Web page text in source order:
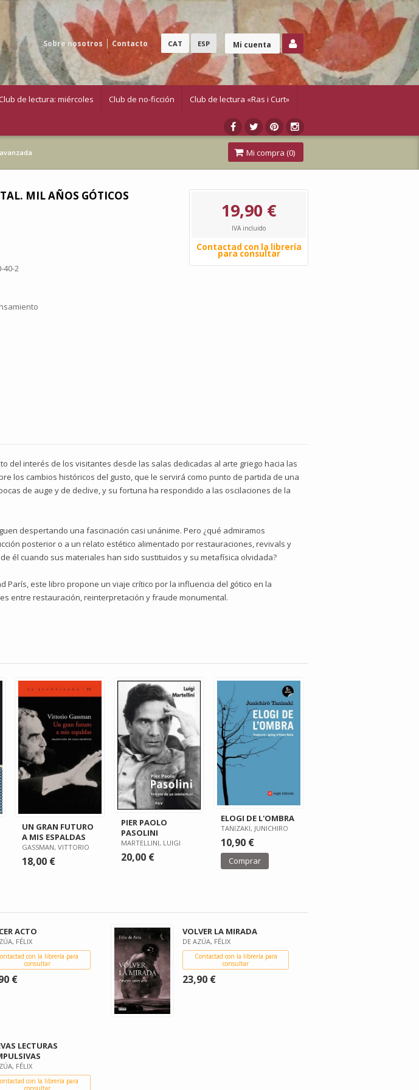
Mi cuenta
CAT ESP
Sobre nosotros Contacto
de lectura: miércoles Club de no-ficción Club de lectura «Ras i Curt»
Mi compra (0)
MIL AÑOS GÓTICOS
40-2
19,90 €
IVA incluido
Contactad con la librería
para consultar
del interés de los visitantes desde las salas dedicadas al arte griego hacia las
los cambios históricos del gusto, que le servirá como punto de partida de una
de auge y de declive, y su fortuna ha respondido a las oscilaciones de la
despertando una fascinación casi unánime. Pero ¿qué admiramos
posterior o a un relato estético alimentado por restauraciones, revivals y
él cuando sus materiales han sido sustituidos y su metafísica olvidada?
este libro propone un viaje crítico por la influencia del gótico en la
entre restauración, reinterpretación y fraude monumental.
UN GRAN FUTURO
A MIS ESPALDAS
GASSMAN, VITTORIO
18,00 €
PIER PAOLO
PASOLINI
MARTELLINI, LUIGI
20,00 €
ELOGI DE L'OMBRA
TANIZAKI, JUNICHIRO
10,90 €
Comprar
ACTO
FÉLIX
con la librería para
consultar
€
VOLVER LA MIRADA
DE AZÚA, FÉLIX
Contactad con la librería para
consultar
23,90 €
LECTURAS
FÉLIX
con la librería para